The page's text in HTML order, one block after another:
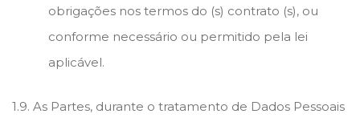
obrigações nos termos do (s) contrato (s), ou
conforme necessário ou permitido pela lei
aplicável.
1.9. As Partes, durante o tratamento de Dados Pessoais